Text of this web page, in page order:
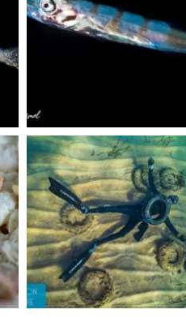
scuba_people_magazine
Jun 15